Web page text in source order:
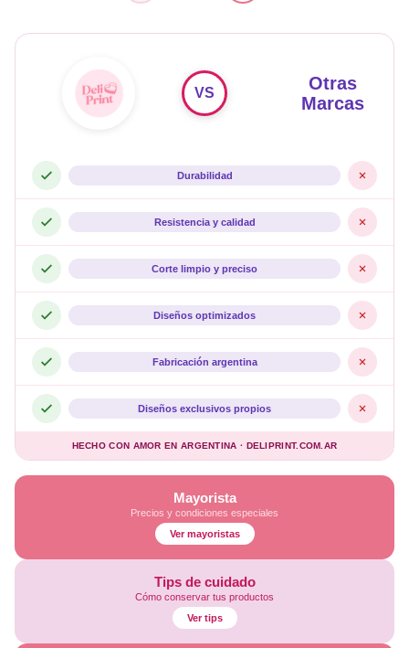
Mayorista
Precios y condiciones especiales
Ver mayoristas
Tips de cuidado
Cómo conservar tus productos
Ver tips
Otras
Marcas
VS
Durabilidad
Resistencia y calidad
Corte limpio y preciso
Diseños optimizados
Fabricación argentina
Diseños exclusivos propios
HECHO CON AMOR EN ARGENTINA · DELIPRINT.COM.AR